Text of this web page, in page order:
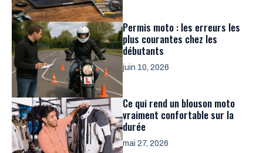
Permis moto : les erreurs les
plus courantes chez les
débutants
juin 10, 2026
Ce qui rend un blouson moto
vraiment confortable sur la
durée
mai 27, 2026